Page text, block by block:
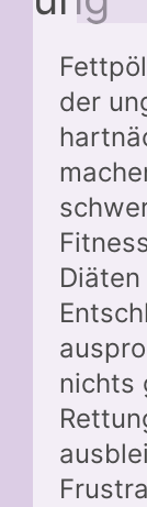
der
Diäten
nichts